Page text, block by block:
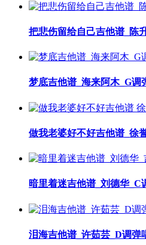
把悲伤留给自己吉他谱_陈
梦底吉他谱_海来阿木_G调
做我老婆好不好吉他谱_徐
暗里着迷吉他谱_刘德华_C
泪海吉他谱_许茹芸_D调弹